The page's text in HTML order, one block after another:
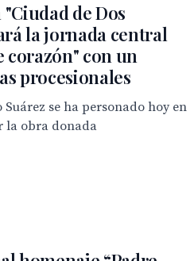
de Dos
la jornada central
corazón" con un
procesionales
se ha personado hoy en
la obra donada